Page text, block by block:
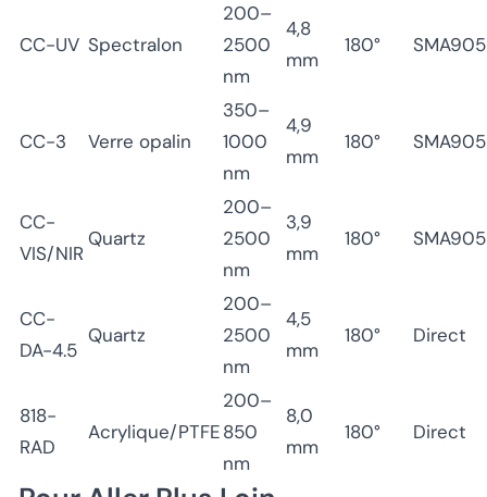
CC-UV Spectralon
200–
2500
nm
4,8
mm
180° SMA905
CC-3 Verre opalin
350–
1000
nm
4,9
mm
180° SMA905
CC-
VIS/NIR
Quartz
200–
2500
nm
3,9
mm
180° SMA905
CC-
DA-4.5
Quartz
200–
2500
nm
4,5
mm
180° Direct
818-
RAD
Acrylique/PTFE
200–
850
nm
8,0
mm
180° Direct